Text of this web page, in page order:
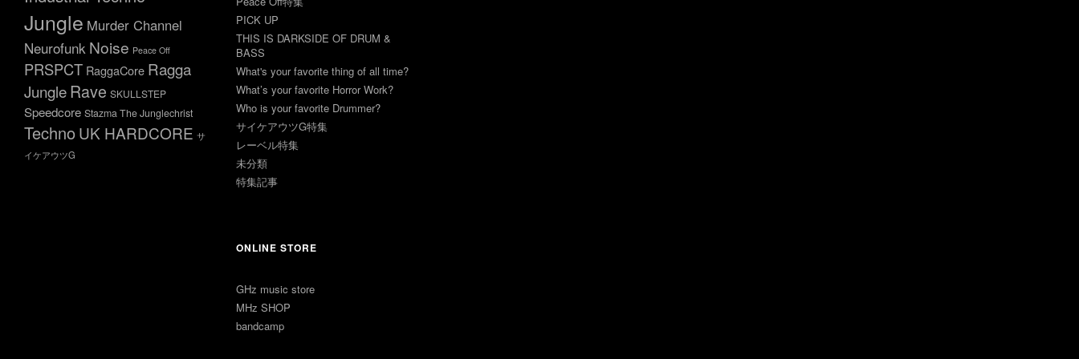
Jungle Murder Channel
Neurofunk Noise Peace Off
PRSPCT RaggaCore Ragga
JungleRave SKULLSTEP
Speedcore Stazma The Junglechrist
TechnoUK HARDCORE サ
イケアウツG
PICK UP
THIS IS DARKSIDE OF DRUM &
BASS
What's your favorite thing of all time?
What’s your favorite Horror Work?
Who is your favorite Drummer?
サイケアウツG特集
レーベル特集
未分類
特集記事
ONLINE STORE
GHz music store
MHz SHOP
bandcamp